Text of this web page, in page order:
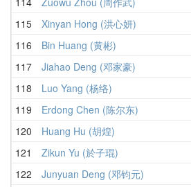
115
Xinyan Hong (洪心妍)
116
Bin Huang (黄彬)
117
Jiahao Deng (邓家豪)
118
Luo Yang (杨络)
119
Erdong Chen (陈尔东)
120
Huang Hu (胡煌)
121
Zikun Yu (於子琨)
122
Junyuan Deng (邓钧元)